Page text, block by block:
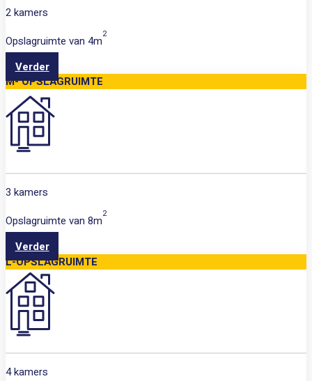
2 kamers
Opslagruimte van 4m2
Verder
M- OPSLAGRUIMTE
3 kamers
Opslagruimte van 8m2
Verder
L-OPSLAGRUIMTE
4 kamers